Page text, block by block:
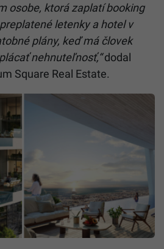
osobe, ktorá zaplatí booking
letenky a hotel v
plány, keď má človek
nehnuteľnosť,“dodal
Square Real Estate.